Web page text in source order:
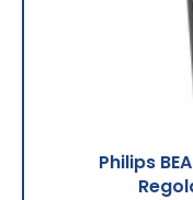
Philips